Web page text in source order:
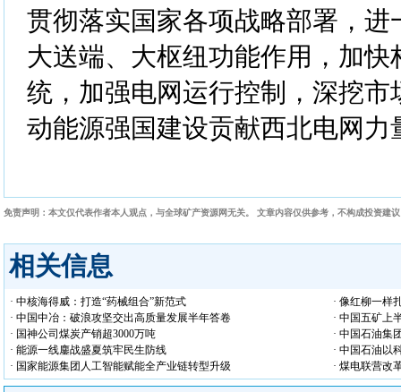
贯彻落实国家各项战略部署，进
大送端、大枢纽功能作用，加快
统，加强电网运行控制，深挖市
动能源强国建设贡献西北电网力
免责声明：本文仅代表作者本人观点，与全球矿产资源网无关。 文章内容仅供参考，不构成投资建
相关信息
· 中核海得威：打造“药械组合”新范式
· 像红柳一样
· 中国中冶：破浪攻坚交出高质量发展半年答卷
· 中国五矿上
· 国神公司煤炭产销超3000万吨
· 中国石油集
· 能源一线鏖战盛夏筑牢民生防线
· 中国石油以
· 国家能源集团人工智能赋能全产业链转型升级
· 煤电联营改